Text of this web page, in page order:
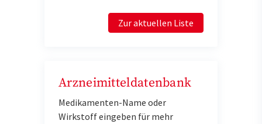
Zur aktuellen Liste
Arzneimitteldatenbank
Medikamenten-Name oder
Wirkstoff eingeben für mehr